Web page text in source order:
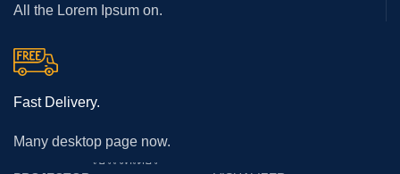
All the Lorem Ipsum on.
Fast Delivery.
Many desktop page now.
โปรเจคเตอร์